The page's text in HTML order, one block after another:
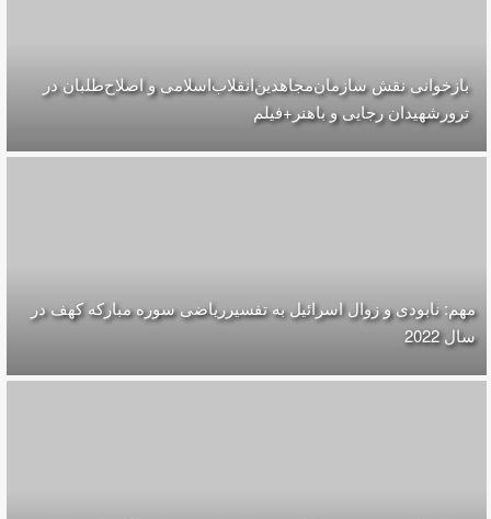
بازخوانی نقش سازمان‌مجاهدین‌انقلاب‌اسلامی و اصلاح‌طلبان در
ترورشهیدان رجایی و باهنر+فیلم
مهم: نابودی و زوال اسرائیل به تفسیرریاضی سوره مبارکه کهف در
سال 2022